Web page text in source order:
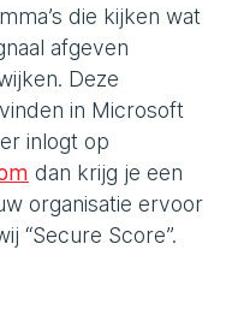
die kijken wat
afgeven
Deze
in Microsoft
inlogt op
dan krijg je een
organisatie ervoor
“Secure Score”.